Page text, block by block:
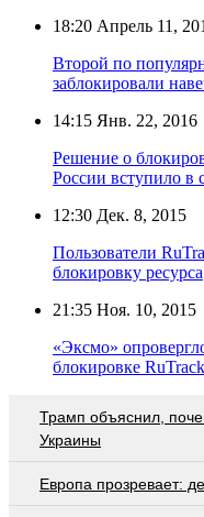
18:20 Апрель 11,
Второй по
заблокировали
14:15 Янв. 22, 2016
Решение о
России вступило в
12:30 Дек. 8, 2015
Пользователи
блокировку ресурса
21:35 Ноя. 10, 2015
«Эксмо»
блокировке
Трамп объяснил,
Украины
Европа прозревает: